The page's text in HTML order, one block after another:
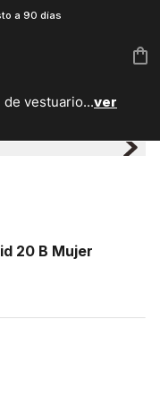
a 90 días
de vestuario...ver
20 B Mujer